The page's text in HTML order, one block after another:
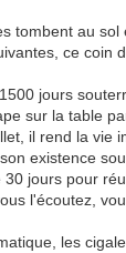
tombent au sol
ce coin
jours
sur la table
il rend la vie
existence
jours pour
l'écoutez,
les